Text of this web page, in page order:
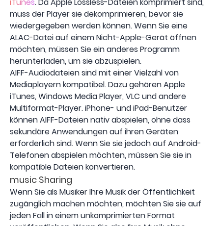
iTunes. Da Apple Lossless-Dateien komprimiert sind,
muss der Player sie dekomprimieren, bevor sie
wiedergegeben werden können. Wenn Sie eine
ALAC-Datei auf einem Nicht-Apple-Gerät öffnen
möchten, müssen Sie ein anderes Programm
herunterladen, um sie abzuspielen.
AIFF-Audiodateien sind mit einer Vielzahl von
Mediaplayern kompatibel. Dazu gehören Apple
iTunes, Windows Media Player, VLC und andere
Multiformat-Player. iPhone- und iPad-Benutzer
können AIFF-Dateien nativ abspielen, ohne dass
sekundäre Anwendungen auf ihren Geräten
erforderlich sind. Wenn Sie sie jedoch auf Android-
Telefonen abspielen möchten, müssen Sie sie in
kompatible Dateien konvertieren.
music Sharing
Wenn Sie als Musiker Ihre Musik der Öffentlichkeit
zugänglich machen möchten, möchten Sie sie auf
jeden Fall in einem unkomprimierten Format